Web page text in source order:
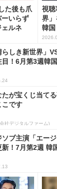
た後も爪
いらず
ルネ
視聴
界」
韓国
らしき新世界」
目！6月第3週韓
たが宝くじ当て
こです
社デジタルファーム)
ソブ主演「エー
新！7月第2週 韓